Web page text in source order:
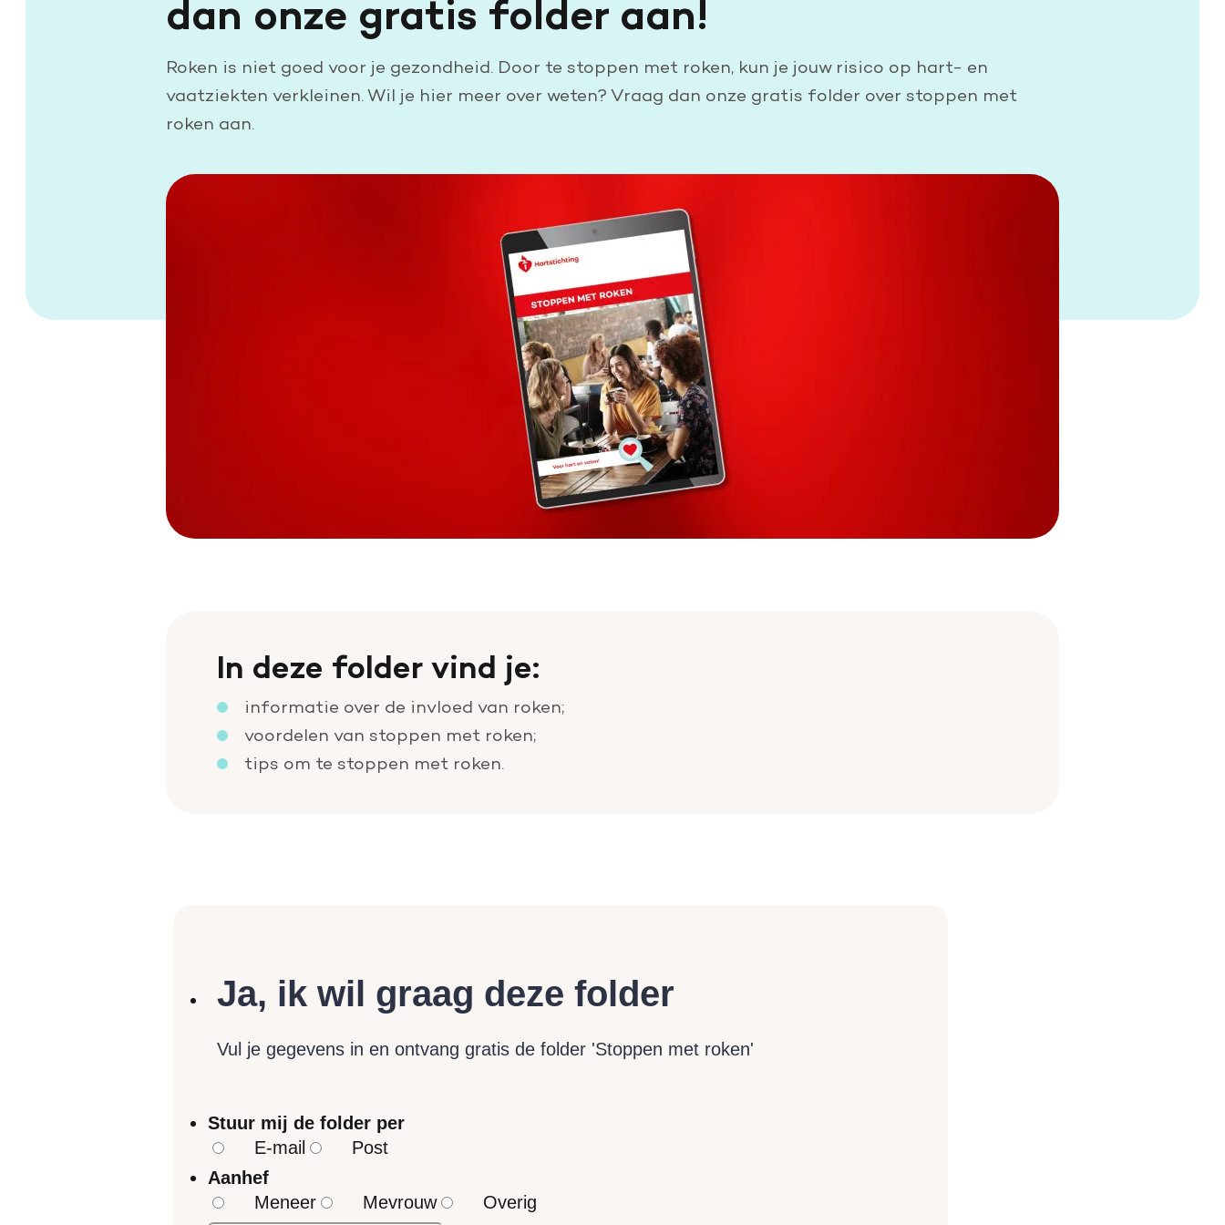
Doe een grote schenking
Nalaten aan de Hartstichting
Leer reanimeren
dan onze gratis folder aan!
Roken is niet goed voor je gezondheid. Door te stoppen met roken, kun je jouw risico op hart- en
vaatziekten verkleinen. Wil je hier meer over weten? Vraag dan onze gratis folder over stoppen met
roken aan.
In deze folder vind je:
informatie over de invloed van roken;
voordelen van stoppen met roken;
tips om te stoppen met roken.